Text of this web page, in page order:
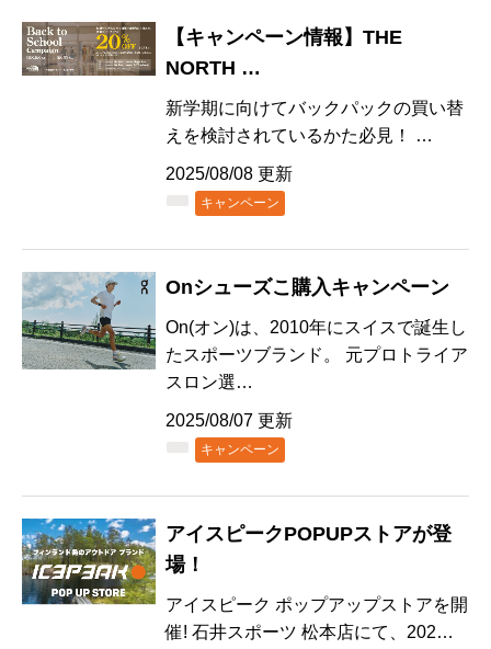
【キャンペーン情報】THE
NORTH …
新学期に向けてバックパックの買い替
えを検討されているかた必見！ …
2025/08/08 更新
キャンペーン
Onシューズこ購入キャンペーン
On(オン)は、2010年にスイスで誕生し
たスポーツブランド。 元プロトライア
スロン選…
2025/08/07 更新
キャンペーン
アイスピークPOPUPストアが登
場！
アイスピーク ポップアップストアを開
催! 石井スポーツ 松本店にて、202…